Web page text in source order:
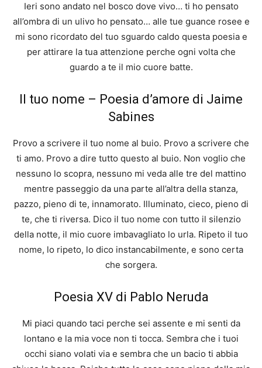
Ieri sono andato nel bosco dove vivo… ti ho pensato
all’ombra di un ulivo ho pensato… alle tue guance rosee e
mi sono ricordato del tuo sguardo caldo questa poesia e
per attirare la tua attenzione perche ogni volta che
guardo a te il mio cuore batte.
Il tuo nome – Poesia d’amore di Jaime
Sabines
Provo a scrivere il tuo nome al buio. Provo a scrivere che
ti amo. Provo a dire tutto questo al buio. Non voglio che
nessuno lo scopra, nessuno mi veda alle tre del mattino
mentre passeggio da una parte all’altra della stanza,
pazzo, pieno di te, innamorato. Illuminato, cieco, pieno di
te, che ti riversa. Dico il tuo nome con tutto il silenzio
della notte, il mio cuore imbavagliato lo urla. Ripeto il tuo
nome, lo ripeto, lo dico instancabilmente, e sono certa
che sorgera.
Poesia XV di Pablo Neruda
Mi piaci quando taci perche sei assente e mi senti da
lontano e la mia voce non ti tocca. Sembra che i tuoi
occhi siano volati via e sembra che un bacio ti abbia